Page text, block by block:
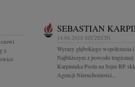
z
SEBASTIAN
14.04.2010 SZCZECIN
Wyrazy głębokiego współczucia
Najbliższym z powodu tragicznej
Karpiniuka Posła na Sejm RP
Agencji Nieruchomości...